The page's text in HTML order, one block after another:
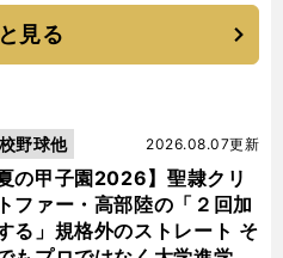
見る
夏の甲子園2026】聖隷クリ
ファー・高部陸の「２回加
る」規格外のストレート そ
2026.08.07更新
野球他